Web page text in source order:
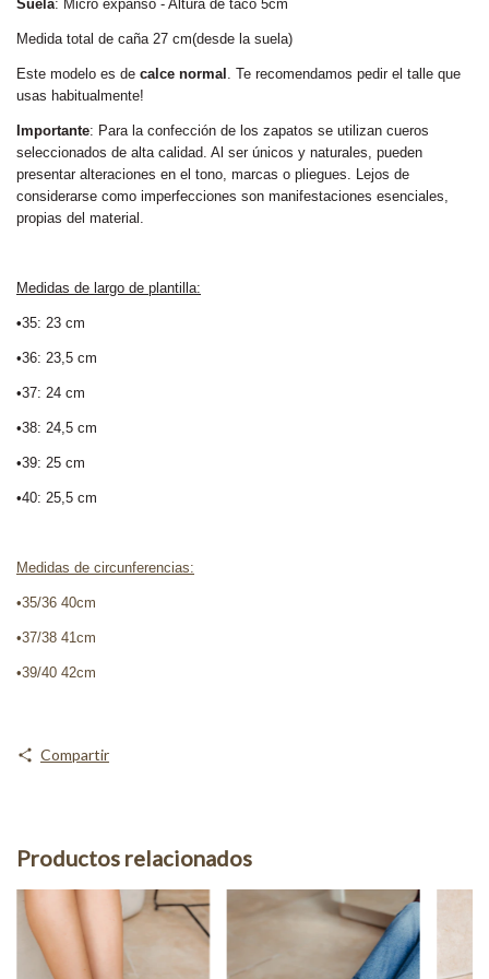
Suela: Micro expanso - Altura de taco 5cm
Medida total de caña 27 cm(desde la suela)
Este modelo es de calce normal . Te recomendamos pedir el talle que
usas habitualmente!
Importante: Para la confección de los zapatos se utilizan cueros
seleccionados de alta calidad. Al ser únicos y naturales, pueden
presentar alteraciones en el tono, marcas o pliegues. Lejos de
considerarse como imperfecciones son manifestaciones esenciales,
propias del material.
Medidas de largo de plantilla:
•35: 23 cm
•36: 23,5 cm
•37: 24 cm
•38: 24,5 cm
•39: 25 cm
•40: 25,5 cm
Medidas de circunferencias:
•35/36 40cm
•37/38 41cm
•39/40 42cm
Compartir
Productos relacionados